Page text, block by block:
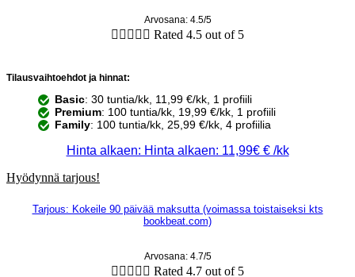
Arvosana: 4.5/5
     Rated 4.5 out of 5
Tilausvaihtoehdot ja hinnat:
Basic: 30 tuntia/kk, 11,99 €/kk, 1 profiili
Premium: 100 tuntia/kk, 19,99 €/kk, 1 profiili
Family: 100 tuntia/kk, 25,99 €/kk, 4 profiilia
Hinta alkaen: Hinta alkaen: 11,99€ € /kk
Hyödynnä tarjous!
Tarjous: Kokeile 90 päivää maksutta (voimassa toistaiseksi kts
bookbeat.com)
Arvosana: 4.7/5
     Rated 4.7 out of 5